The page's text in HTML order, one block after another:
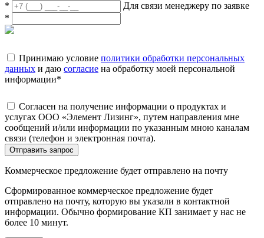
*
Для связи менеджеру по заявке
*
Принимаю условие политики обработки персональных
данных и даю согласие на обработку моей персональной
информации*
Согласен на получение информации о продуктах и
услугах ООО «Элемент Лизинг», путем направления мне
сообщений и/или информации по указанным мною каналам
связи (телефон и электронная почта).
Отправить запрос
Коммерческое предложение будет отправлено на почту
Сформированное коммерческое предложение будет
отправлено на почту, которую вы указали в контактной
информации. Обычно формирование КП занимает у нас не
более 10 минут.